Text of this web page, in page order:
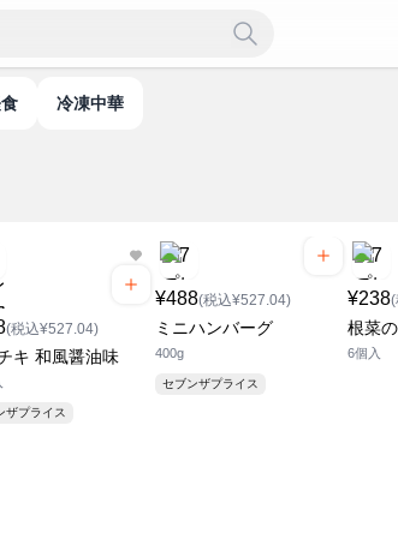
食 冷凍中華
(税込¥527.04)
キ 和風醤油味
ンザプライス
¥488(税込¥527.04)
ミニハンバーグ
400g
セブンザプライス
¥238(
根菜
6個入